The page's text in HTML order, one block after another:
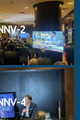
2
4